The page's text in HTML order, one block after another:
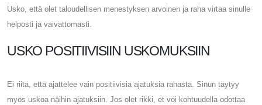
Usko, että olet taloudellisen menestyksen arvoinen ja raha virtaa sinulle
helposti ja vaivattomasti.
USKO POSITIIVISIIN USKOMUKSIIN
Ei riitä, että ajattelee vain positiivisia ajatuksia rahasta. Sinun täytyy
myös uskoa näihin ajatuksiin. Jos olet rikki, et voi kohtuudella odottaa